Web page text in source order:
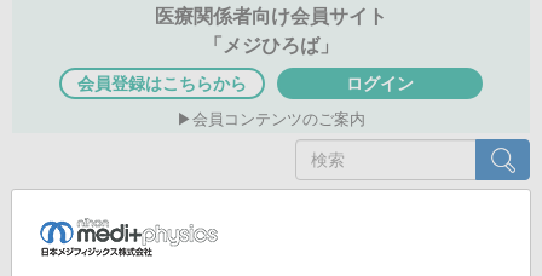
医療関係者向け会員サイト
「メジひろば」
会員登録はこちらから ログイン
会員コンテンツのご案内
索
検索
医療関係者専用情報TOP
核医学検査の実際